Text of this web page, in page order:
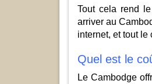
Tout cela rend
arriver au
internet, et tout
Quel est le
Le Cambodge